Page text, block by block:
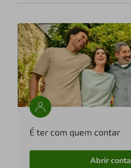
É ter com quem contar
Abrir conta